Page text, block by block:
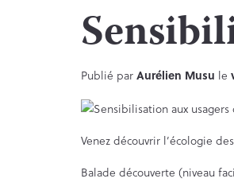
Publié parAurélien Musu le
Venez découvrir l’écologie
Balade découverte (niveau